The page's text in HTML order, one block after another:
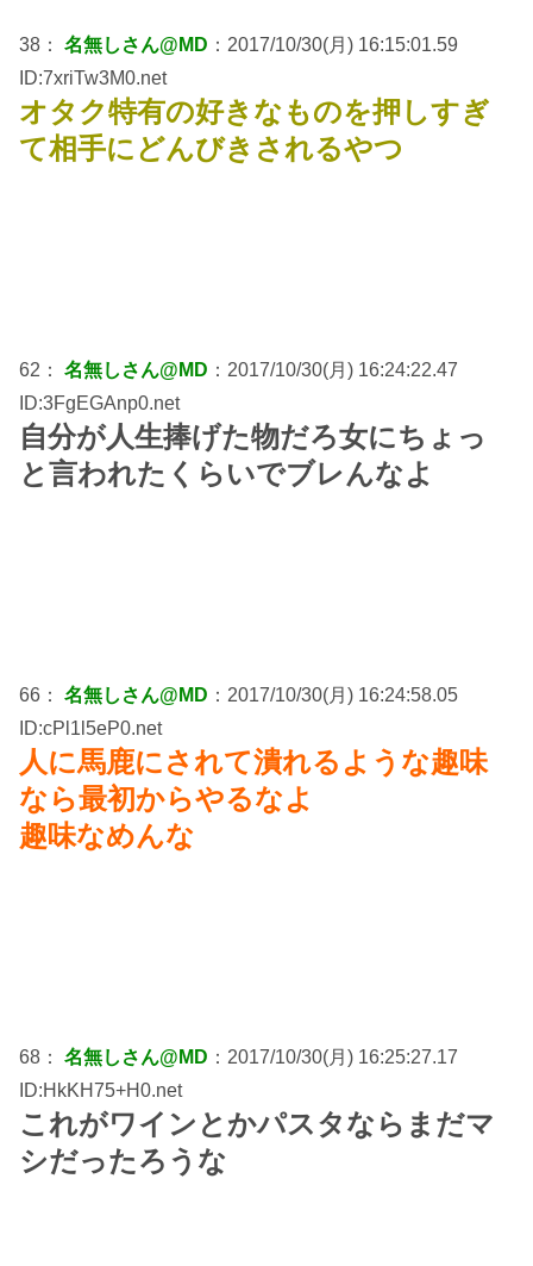
38： 名無しさん@MD ：2017/10/30(月) 16:15:01.59
ID:7xriTw3M0.net
オタク特有の好きなものを押しすぎ
て相手にどんびきされるやつ
62： 名無しさん@MD ：2017/10/30(月) 16:24:22.47
ID:3FgEGAnp0.net
自分が人生捧げた物だろ女にちょっ
と言われたくらいでブレんなよ
66： 名無しさん@MD ：2017/10/30(月) 16:24:58.05
ID:cPl1l5eP0.net
人に馬鹿にされて潰れるような趣味
なら最初からやるなよ
趣味なめんな
68： 名無しさん@MD ：2017/10/30(月) 16:25:27.17
ID:HkKH75+H0.net
これがワインとかパスタならまだマ
シだったろうな